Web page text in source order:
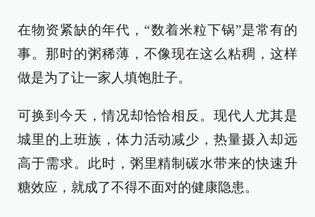
在物资紧缺的年代，“数着米粒下锅”是常有的
事。那时的粥稀薄，不像现在这么粘稠，这样
做是为了让一家人填饱肚子。
可换到今天，情况却恰恰相反。现代人尤其是
城里的上班族，体力活动减少，热量摄入却远
高于需求。此时，粥里精制碳水带来的快速升
糖效应，就成了不得不面对的健康隐患。